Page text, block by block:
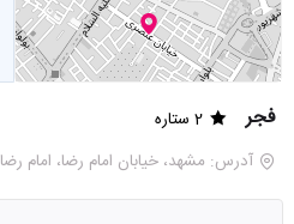
فجر
2 ستاره
آدرس: مشهد، خیابان امام رضا، امام رضا ۱۶، نبش عنصری ۹